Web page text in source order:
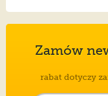
Zamów
rabat dotyczy